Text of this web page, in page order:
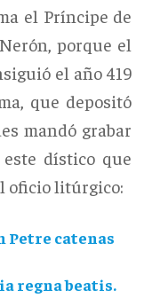
el Príncipe de
porque el
el año 419
que depositó
mandó grabar
dístico que
oficio litúrgico:
Petre catenas
regna beatis.